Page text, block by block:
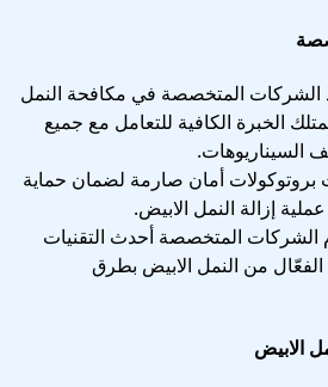
الشركات المتخصصة في مكافحة النمل
الخبرة الكافية للتعامل مع جميع
السيناريوهات.
بروتوكولات أمان صارمة لضمان حماية
إزالة النمل الابيض.
الشركات المتخصصة أحدث التقنيات
من النمل الابيض بطرق
الابيض